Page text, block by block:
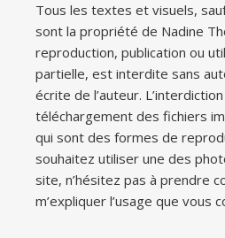
Tous les textes et visuels,
sont la propriété de Nadine
reproduction, publication ou
partielle, est interdite sans
écrite de l’auteur.
téléchargement des fichiers
qui sont des formes de
souhaitez utiliser une des
site, n’hésitez pas à prendre
m’expliquer l’usage que vous